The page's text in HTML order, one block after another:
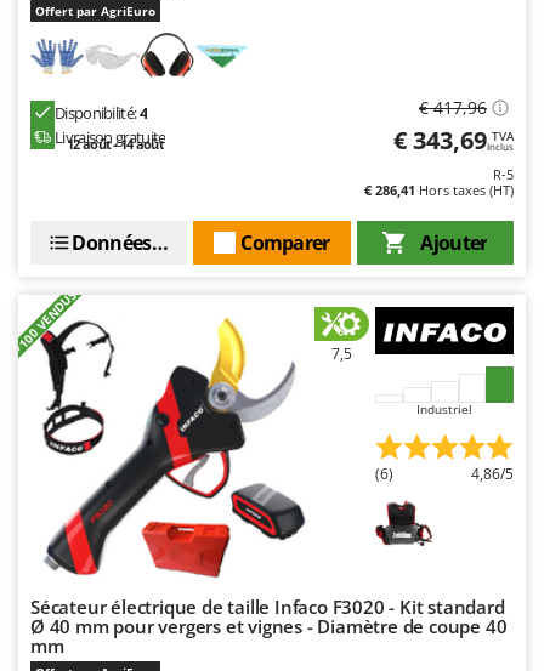
Offert par AgriEuro
Disponibilité:4
Livraison gratuite
12 août - 14 août
€ 417,96
€ 343,69 TVA
Inclus
R-5
€ 286,41 Hors taxes (HT)
Ajouter
Comparer
Données techniques
+100 VENDUS 7,5
Industriel
(6) 4,86/5
Sécateur électrique de taille Infaco F3020 - Kit standard
Ø 40 mm pour vergers et vignes - Diamètre de coupe 40
mm